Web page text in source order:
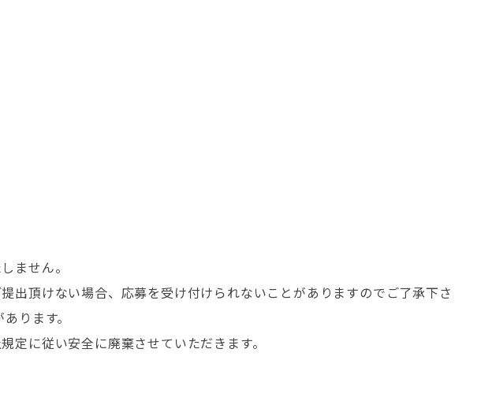
ません。
出頂けない場合、応募を受け付けられないことがありますのでご了承下さ
ります。
に従い安全に廃棄させていただきます。